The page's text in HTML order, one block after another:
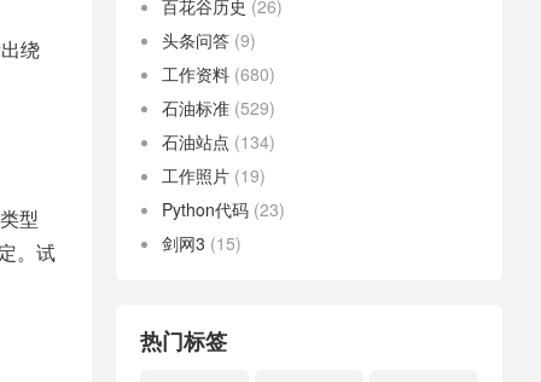
绕
型
。试
百花谷历史 (26)
头条问答 (9)
工作资料 (680)
石油标准 (529)
石油站点 (134)
工作照片 (19)
Python代码 (23)
剑网3 (15)
热门标签